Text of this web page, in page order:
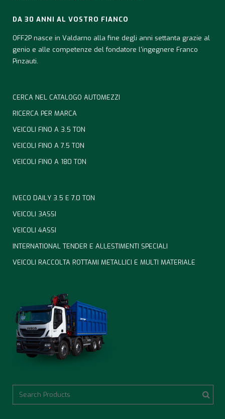
DA 30 ANNI AL VOSTRO FIANCO
OFF2P nasce in Valdarno alla fine degli anni settanta grazie al
genio e alle competenze del fondatore l'ingegnere Franco
Pinzauti.
CERCA NEL CATALOGO AUTOMEZZI
RICERCA PER MARCA
VEICOLI FINO A 3.5 TON
VEICOLI FINO A 7.5 TON
VEICOLI FINO A 180 TON
IVECO DAILY 3.5 E 7.0 TON
VEICOLI 3ASSI
VEICOLI 4ASSI
INTERNATIONAL TENDER E ALLESTIMENTI SPECIALI
VEICOLI RACCOLTA ROTTAMI METALLICI E MULTI MATERIALE